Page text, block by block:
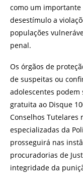
como um importante
desestímulo a
populações
penal.
Os órgãos de
de suspeitas ou
adolescentes
gratuita ao Disque
Conselhos Tutelares
especializadas da
prosseguirá nas
procuradorias de
integridade da